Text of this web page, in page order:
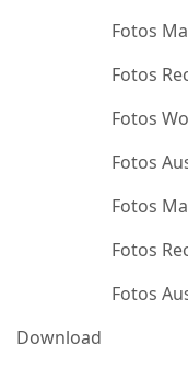
Fotos
Fotos
Fotos
Fotos
Fotos
Fotos
Fotos
Download